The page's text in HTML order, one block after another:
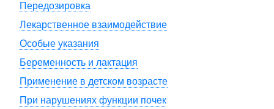
Передозировка
Лекарственное взаимодействие
Особые указания
Беременность и лактация
Применение в детском возрасте
При нарушениях функции почек